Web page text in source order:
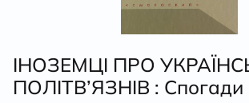
ІНОЗЕМЦІ ПРО
ПОЛІТВ’ЯЗНІВ : Спогади